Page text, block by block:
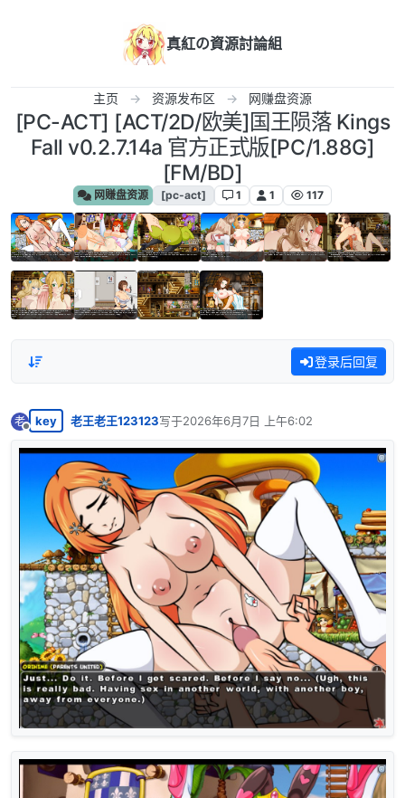
真紅の資源討論組
主页 资源发布区 网赚盘资源
[PC-ACT] [ACT/2D/欧美]国王陨落 Kings
Fall v0.2.7.14a 官方正式版[PC/1.88G]
[FM/BD]
网赚盘资源 [pc-act] 1 1 117
登录后回复
老
离线
key 老王老王123123写于2026年6月7日 上午6:02
最后由 编辑